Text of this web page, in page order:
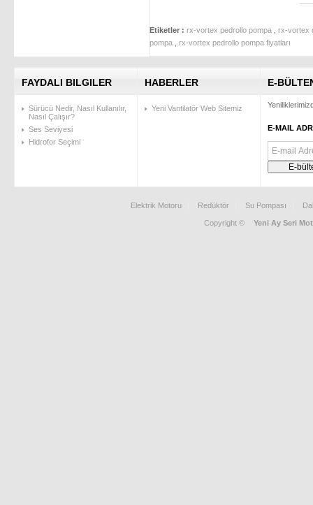
Etiketler : rx-vortex pedrollo pompa
rx-vortex
pompa
rx-vortex pedrollo pompa fiyatları
FAYDALI BILGILER
Sürücü Nedir, Nasıl Kullanılır,
Nasıl Çalışır?
Ses Seviyesi
Hidrofor Seçimi
HABERLER
Yeni Vantilatör Web Sitemiz
E-
E-MAIL
Elektrik Motoru Redüktör Su Pompası
Copyright © Yeni Ay Seri